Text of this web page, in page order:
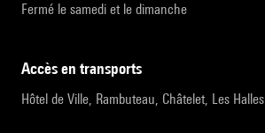
Fermé le samedi et le dimanche
accès en transports
Hôtel de Ville, Rambuteau, Châtelet, Les Halles